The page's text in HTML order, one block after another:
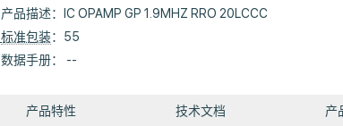
产品描述：
IC OPAMP GP 1.9MHZ RRO 20LCCC
标准包装：55
数据手册： --
产品特性 技术文档 产